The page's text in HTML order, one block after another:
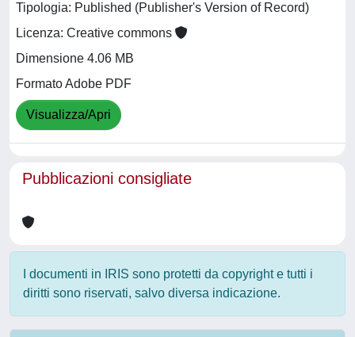
Tipologia: Published (Publisher's Version of Record)
Licenza: Creative commons
Dimensione 4.06 MB
Formato Adobe PDF
Visualizza/Apri
Pubblicazioni consigliate
I documenti in IRIS sono protetti da copyright e tutti i
diritti sono riservati, salvo diversa indicazione.